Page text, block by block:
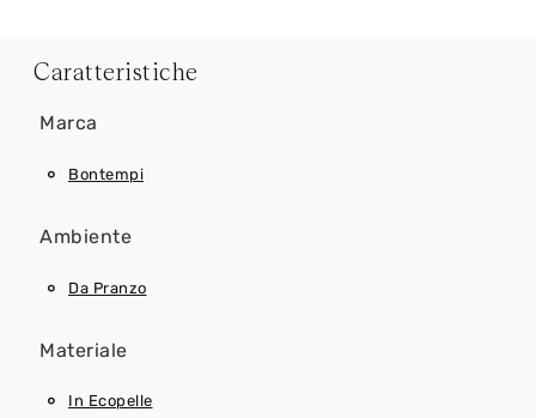
Caratteristiche
Marca
Bontempi
Ambiente
Da Pranzo
Materiale
In Ecopelle